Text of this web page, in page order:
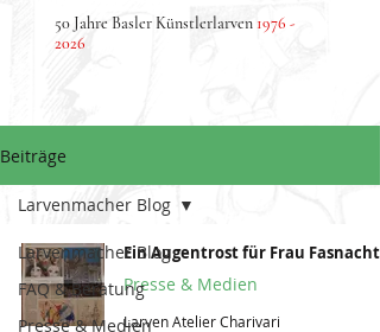
50 Jahre Basler Künstlerlarven 1976 -
2026
Beiträge
Larvenmacher Blog
FAQ & Beratung
Presse & Medien
Larvenmacher Blog
Ein Augentrost für Frau Fasnacht
Presse & Medien
Larven Atelier Charivari